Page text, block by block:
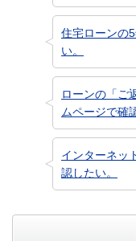
住宅ローンの
い。
ローンの「ご
ムページで確
インターネッ
認したい。